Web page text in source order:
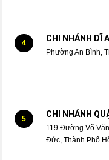
4 CHI NHÁNH DĨ
Phường An Bình,
5 CHI NHÁNH
119 Đường Võ
Đức, Thành Phố